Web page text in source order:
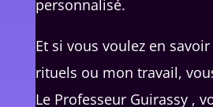
personnalisé.
Et si vous voulez en
rituels ou mon travail,
Le Professeur Guirassy ,